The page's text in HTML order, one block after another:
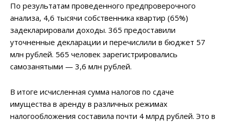
По результатам проведенного предпроверочного
анализа, 4,6 тысячи собственника квартир (65%)
задекларировали доходы. 365 предоставили
уточненные декларации и перечислили в бюджет 57
млн рублей. 565 человек зарегистрировались
самозанятыми — 3,6 млн рублей.
В итоге исчисленная сумма налогов по сдаче
имущества в аренду в различных режимах
налогообложения составила почти 4 млрд рублей. Это в